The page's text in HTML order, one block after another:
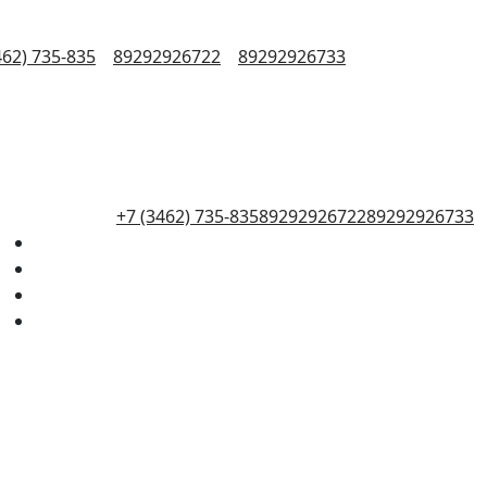
735-835 89292926722 89292926733
+7 (3462) 735-8358929292672289292926733